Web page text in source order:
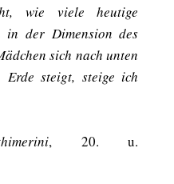
wie viele heutige
in der Dimension des
sich nach unten
steigt, steige ich
, 20. u.